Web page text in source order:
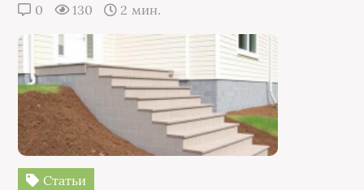
0 130 2 мин.
Статьи